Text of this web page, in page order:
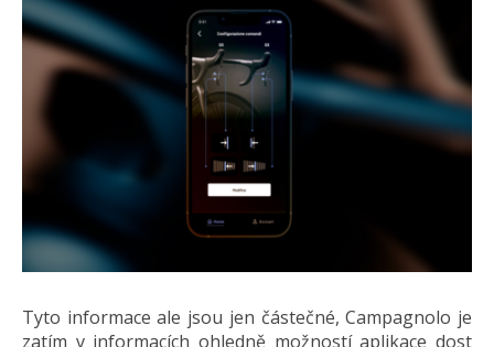
Tyto informace ale jsou jen částečné, Campagnolo je
zatím v informacích ohledně možností aplikace dost